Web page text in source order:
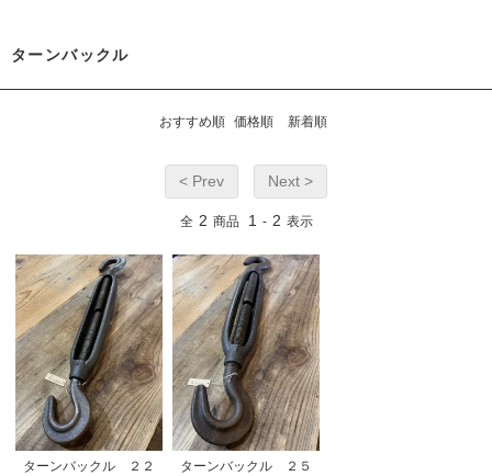
ターンバックル
おすすめ順 価格順 新着順
< Prev Next >
全 2 商品 1 - 2 表示
ターンバックル ２２
ターンバックル ２５